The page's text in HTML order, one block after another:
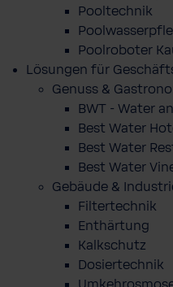
Pooltechnik
Poolroboter
Lösungen für
Genuss &
BWT - Water
Best Water
Best Water
Best Water
Gebäude &
Filtertechnik
Enthärtung
Kalkschutz
Dosiertechnik